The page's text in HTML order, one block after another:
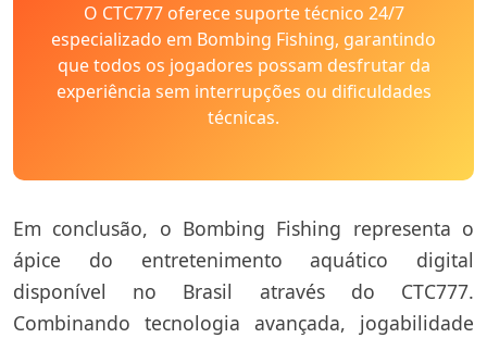
O CTC777 oferece suporte técnico 24/7
especializado em Bombing Fishing, garantindo
que todos os jogadores possam desfrutar da
experiência sem interrupções ou dificuldades
técnicas.
Em conclusão, o Bombing Fishing representa o
ápice do entretenimento aquático digital
disponível no Brasil através do CTC777.
Combinando tecnologia avançada, jogabilidade